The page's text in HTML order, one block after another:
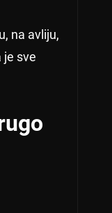
na avliju,
je sve